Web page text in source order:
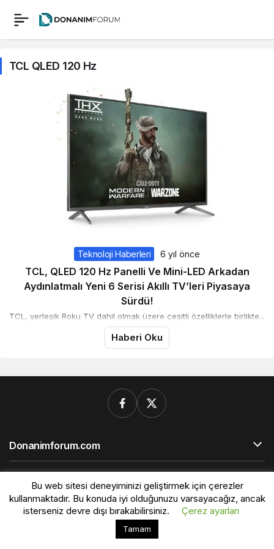
TCL QLED 120 Hz
Teknoloji Haberleri 6 yıl önce
TCL, QLED 120 Hz Panelli Ve Mini-LED Arkadan
Aydınlatmalı Yeni 6 Serisi Akıllı TV’leri Piyasaya
Sürdü!
TCL, yerleşik Roku TV dahil olmak üzere çeşitli özelliklerle birlikte...
Haberi Oku
Bu web sitesinde en iyi deneyimi yaşamanızı sağlamak
için çerezler kullanılmaktadır.
Donanimforum.com
© Telif Hakkı 2026, Tüm Hakları Saklıdır.
Bu web sitesi deneyiminizi geliştirmek için çerezler
kullanmaktadır. Bu konuda iyi olduğunuzu varsayacağız, ancak
isterseniz devre dışı bırakabilirsiniz.
Çerez ayarları
Tamam